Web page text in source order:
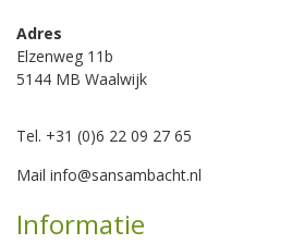
Adres
Elzenweg 11b
5144 MB Waalwijk
Tel. +31 (0)6 22 09 27 65
Mail info@sansambacht.nl
Informatie